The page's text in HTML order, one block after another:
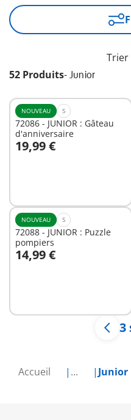
Accueil ... Junior
52 Produits- Junior
NOUVEAU S
72086 - JUNIOR : Gâteau
d'anniversaire
19,99 €
Au panier
NOUVEAU S
72088 - JUNIOR : Puzzle
pompiers
14,99 €
Au panier
3